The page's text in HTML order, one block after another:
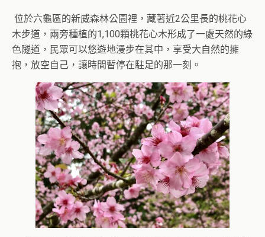
位於六龜區的新威森林公園裡，藏著近2公里長的桃花心
木步道，兩旁種植的1,100顆桃花心木形成了一處天然的綠
色隧道，民眾可以悠遊地漫步在其中，享受大自然的擁
抱，放空自己，讓時間暫停在駐足的那一刻。